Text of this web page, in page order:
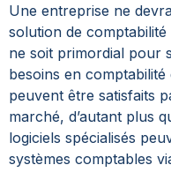
Une entreprise ne
solution de
ne soit primordial pour
besoins en
peuvent être satisfaits
marché, d’autant plus
logiciels spécialisés
systèmes comptables